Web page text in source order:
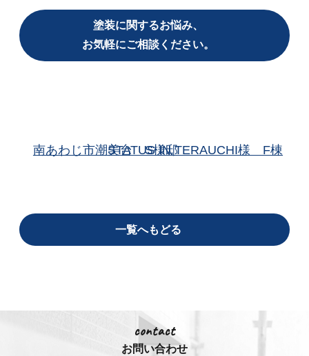
塗装に関するお悩み、
お気軽にご相談ください。
南あわじ市潮美台 S様邸STATUS IN TERAUCHI様 F棟
一覧へもどる
contact
お問い合わせ